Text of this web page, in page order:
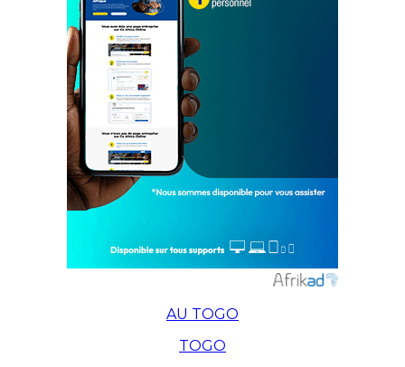
AU TOGO
TOGO